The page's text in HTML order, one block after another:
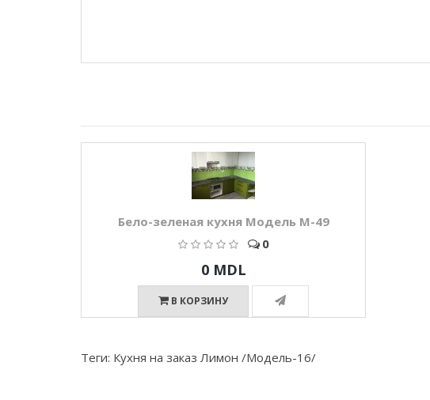
Бело-зеленая кухня Модель M-49
0
0 MDL
В КОРЗИНУ
Теги: Кухня на заказ Лимон /Модель-16/